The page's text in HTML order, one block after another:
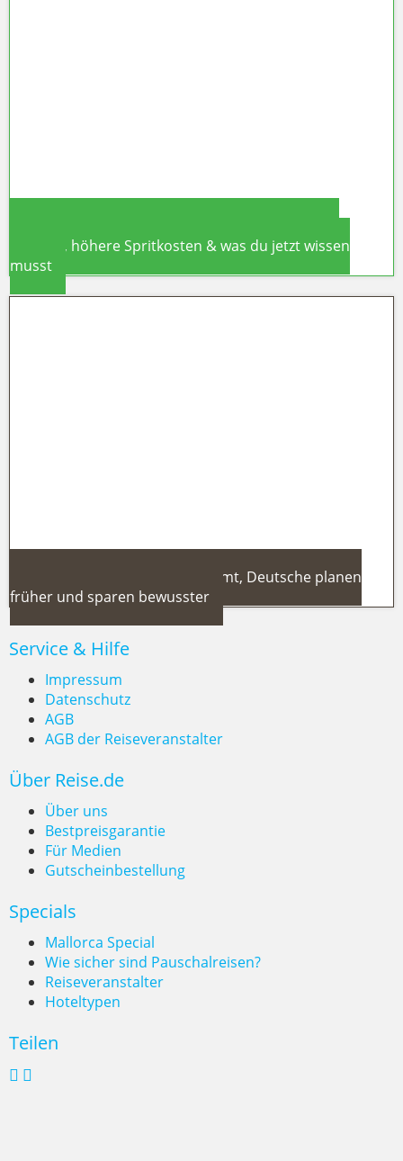
Steuern, höhere Spritkosten & was du jetzt wissen
musst
Reisetrends 2026: Türkei boomt,
Deutsche planen früher und
sparen bewusster
Reisetrends 2026: Türkei boomt, Deutsche planen
früher und sparen bewusster
Service & Hilfe
Impressum
Datenschutz
AGB
AGB der Reiseveranstalter
Über Reise.de
Über uns
Bestpreisgarantie
Für Medien
Gutscheinbestellung
Specials
Mallorca Special
Wie sicher sind Pauschalreisen?
Reiseveranstalter
Hoteltypen
Teilen